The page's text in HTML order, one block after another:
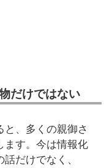
だけではない
、多くの親御さ
ます。今は情報化
だけでなく、